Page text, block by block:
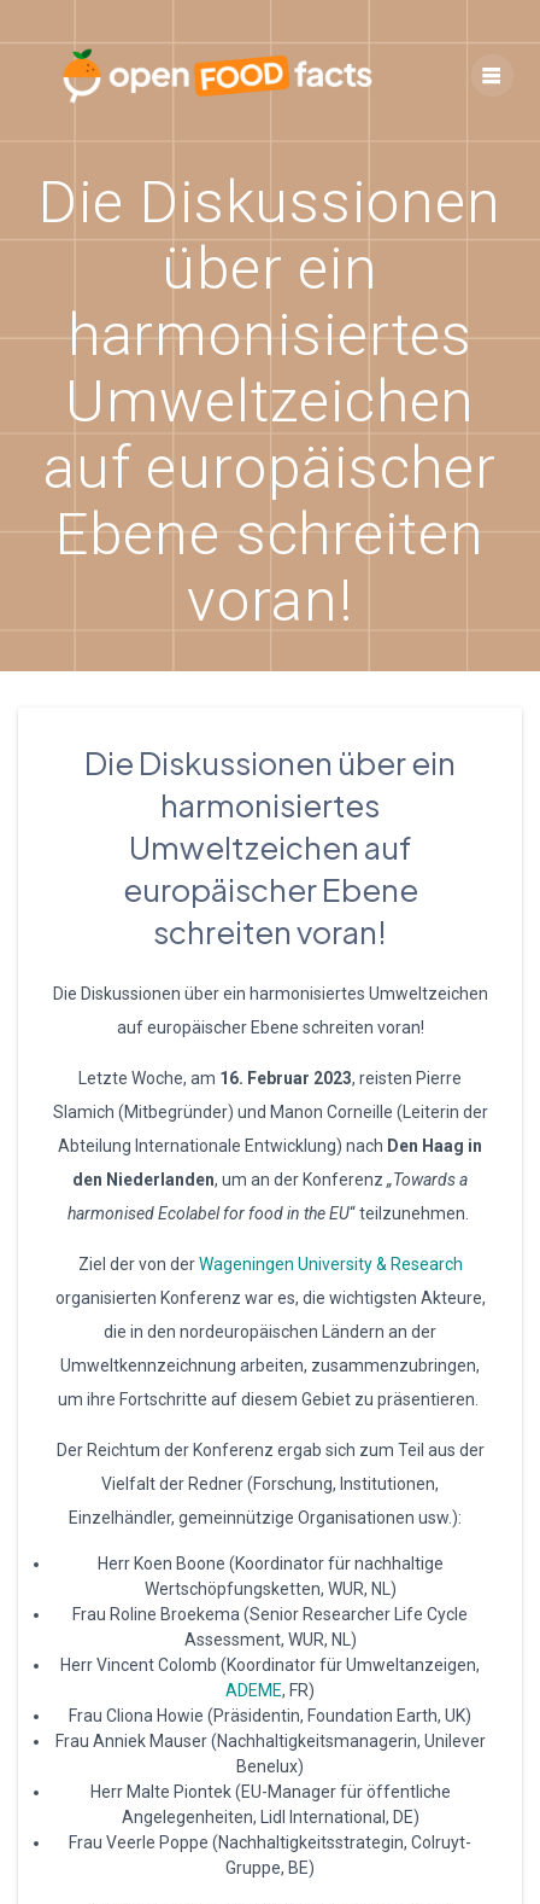
content
Die Diskussionen
über ein
harmonisiertes
Umweltzeichen
auf europäischer
Ebene schreiten
voran!
Die Diskussionen über ein
harmonisiertes
Umweltzeichen auf
europäischer Ebene
schreiten voran!
Die Diskussionen über ein harmonisiertes Umweltzeichen
auf europäischer Ebene schreiten voran!
Letzte Woche, am 16. Februar 2023, reisten Pierre
Slamich (Mitbegründer) und Manon Corneille (Leiterin der
Abteilung Internationale Entwicklung) nach Den Haag in
den Niederlanden, um an der Konferenz „Towards a
harmonised Ecolabel for food in the EU“ teilzunehmen.
Ziel der von derWageningen University & Research
organisierten Konferenz war es, die wichtigsten Akteure,
die in den nordeuropäischen Ländern an der
Umweltkennzeichnung arbeiten, zusammenzubringen,
um ihre Fortschritte auf diesem Gebiet zu präsentieren.
Der Reichtum der Konferenz ergab sich zum Teil aus der
Vielfalt der Redner (Forschung, Institutionen,
Einzelhändler, gemeinnützige Organisationen usw.):
Herr Koen Boone (Koordinator für nachhaltige
Wertschöpfungsketten, WUR, NL)
Frau Roline Broekema (Senior Researcher Life Cycle
Assessment, WUR, NL)
Herr Vincent Colomb (Koordinator für Umweltanzeigen,
ADEME, FR)
Frau Cliona Howie (Präsidentin, Foundation Earth, UK)
Frau Anniek Mauser (Nachhaltigkeitsmanagerin, Unilever
Benelux)
Herr Malte Piontek (EU-Manager für öffentliche
Angelegenheiten, Lidl International, DE)
Frau Veerle Poppe (Nachhaltigkeitsstrategin, Colruyt-
Gruppe, BE)